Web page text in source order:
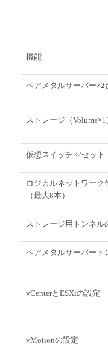
機能
ベアメタルサーバー×2
ストレージ（Volume×1
仮想スイッチ×2セット
ロジカルネットワーク
（最大8本）
ストレージ用トンネル
ベアメタルサーバート
vCenterとESXiの設定
vMotionの設定